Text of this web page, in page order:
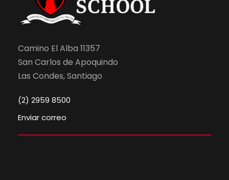
Camino El Alba 11357
San Carlos de Apoquindo
Las Condes, Santiago
(2) 2959 8500
Enviar correo